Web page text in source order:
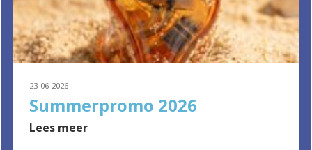
23-06-2026
Summerpromo 2026
Lees meer